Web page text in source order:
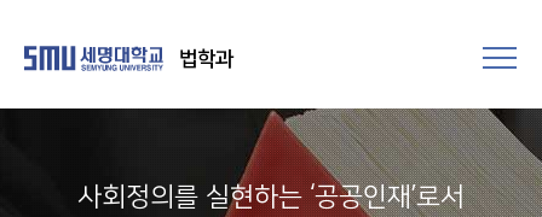
법학과
사회정의를 실현하는 ‘공공인재’로서